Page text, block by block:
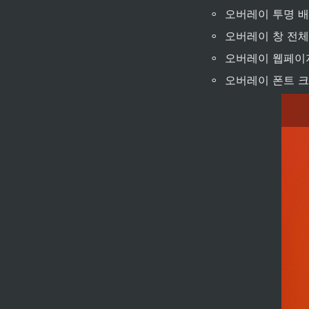
◦
오버레이 투명
◦ 오버레이 창 전
◦ 오버레이 웹페
◦ 오버레이 폰트